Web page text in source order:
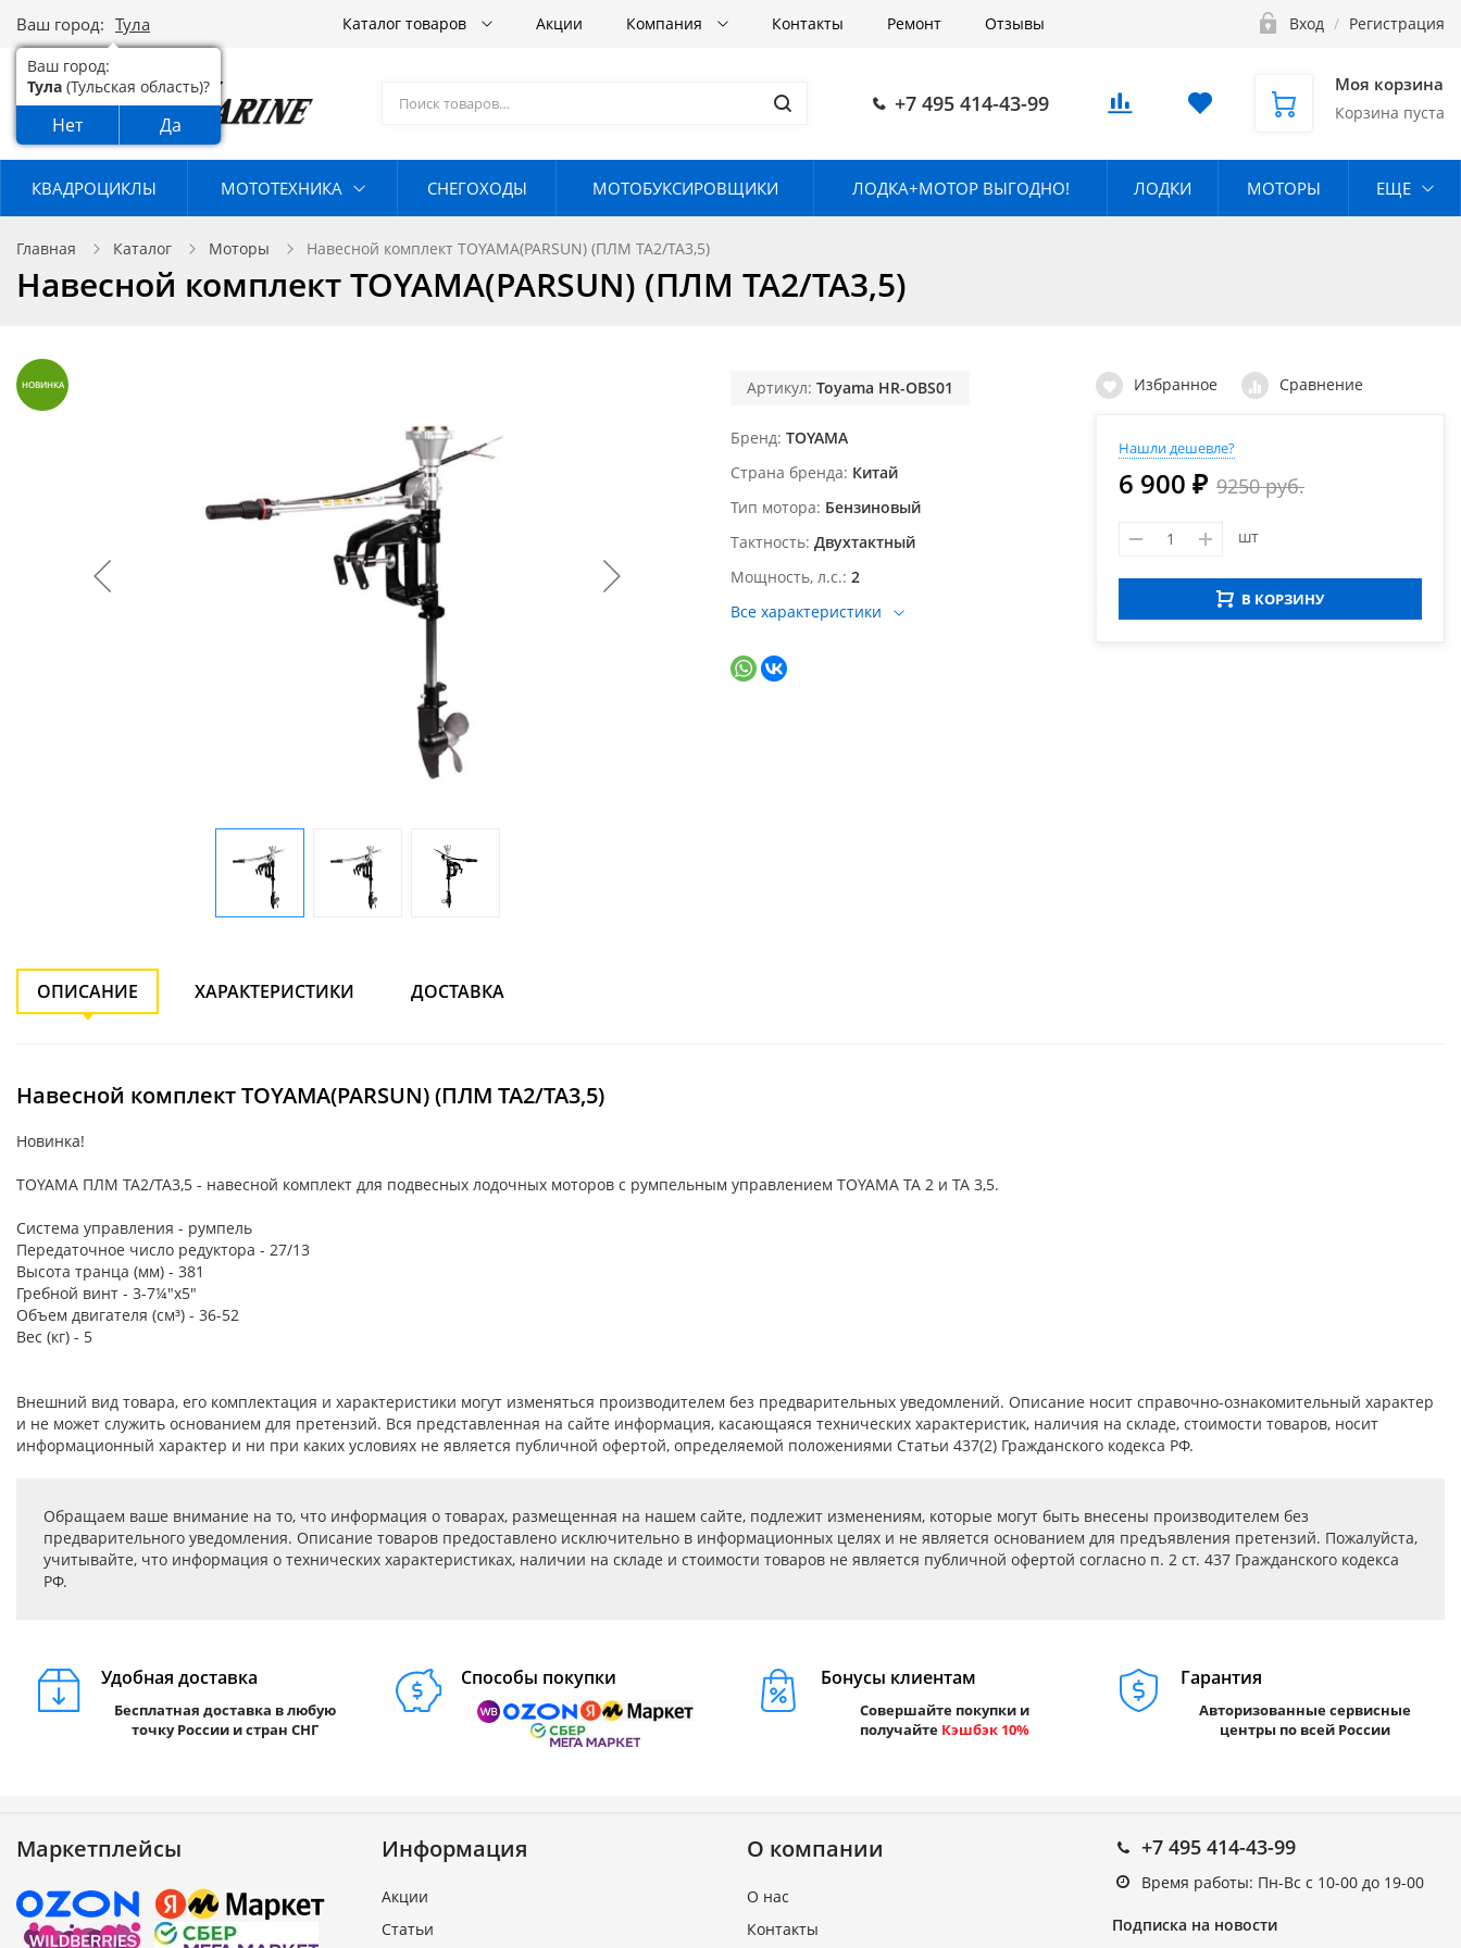
Ваш город: Тула
Ваш город:
Тула (Тульская область)?
Нет Да
Каталог товаров Акции Компания Контакты Ремонт Отзывы Вход / Регистрация
+7 495 414-43-99
Моя корзина
Корзина пуста
КВАДРОЦИКЛЫ МОТОТЕХНИКА СНЕГОХОДЫ МОТОБУКСИРОВЩИКИ ЛОДКА+МОТОР ВЫГОДНО! ЛОДКИ МОТОРЫ ЕЩЕ
Главная Каталог Моторы Навесной комплект TOYAMA(PARSUN) (ПЛМ TA2/TA3,5)
Навесной комплект TOYAMA(PARSUN) (ПЛМ TA2/TA3,5)
НОВИНКА Артикул: Toyama HR-OBS01
Бренд TOYAMA
Страна бренда Китай
Тип мотора Бензиновый
Тактность Двухтактный
Мощность, л.с. 2
Все характеристики
Избранное Сравнение
Нашли дешевле?
6 900 ₽ 9250 руб.
шт
В КОРЗИНУ
ОПИСАНИЕ ХАРАКТЕРИСТИКИ ДОСТАВКА
Навесной комплект TOYAMA(PARSUN) (ПЛМ TA2/TA3,5)
Новинка!
TOYAMA ПЛМ TA2/TA3,5 - навесной комплект для подвесных лодочных моторов с румпельным управлением TOYAMA TA 2 и TA 3,5.
Система управления - румпель
Передаточное число редуктора - 27/13
Высота транца (мм) - 381
Гребной винт - 3-7¼"х5"
Объем двигателя (см³) - 36-52
Вес (кг) - 5
Внешний вид товара, его комплектация и характеристики могут изменяться производителем без предварительных уведомлений. Описание носит справочно-ознакомительный характер
и не может служить основанием для претензий. Вся представленная на сайте информация, касающаяся технических характеристик, наличия на складе, стоимости товаров, носит
информационный характер и ни при каких условиях не является публичной офертой, определяемой положениями Статьи 437(2) Гражданского кодекса РФ.
Обращаем ваше внимание на то, что информация о товарах, размещенная на нашем сайте, подлежит изменениям, которые могут быть внесены производителем без
предварительного уведомления. Описание товаров предоставлено исключительно в информационных целях и не является основанием для предъявления претензий. Пожалуйста,
учитывайте, что информация о технических характеристиках, наличии на складе и стоимости товаров не является публичной офертой согласно п. 2 ст. 437 Гражданского кодекса
РФ.
Удобная доставка
Бесплатная доставка в любую
точку России и стран СНГ
Способы покупки Бонусы клиентам
Совершайте покупки и
получайте Кэшбэк 10%
Гарантия
Авторизованные сервисные
центры по всей России
Маркетплейсы Информация
Акции
Статьи
О компании
О нас
Контакты
+7 495 414-43-99
Время работы: Пн-Вс с 10-00 до 19-00
Подписка на новости